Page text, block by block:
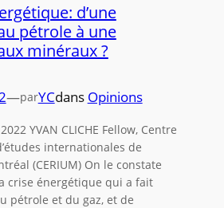
d’une
pétrole à une
minéraux ?
—parYCdans Opinions
YVAN CLICHE Fellow, Centre
internationales de
(CERIUM) On le constate
crise énergétique qui a fait
pétrole et du gaz, et de